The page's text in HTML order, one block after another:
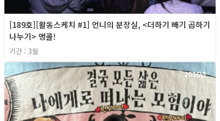
[189호][활동스케치 #1] 언니의 분장실, <더하기 빼기 곱하기
나누기> 앵콜!
기간 : 3월
2026년